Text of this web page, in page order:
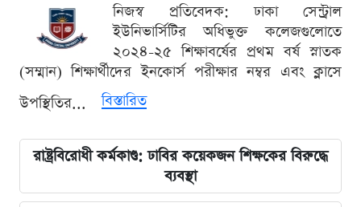
নিজস্ব প্রতিবেদক: ঢাকা সেন্ট্রাল
ইউনিভার্সিটির অধিভুক্ত কলেজগুলোতে
২০২৪-২৫ শিক্ষাবর্ষের প্রথম বর্ষ স্নাতক
(সম্মান) শিক্ষার্থীদের ইনকোর্স পরীক্ষার নম্বর এবং ক্লাসে
উপস্থিতির...
বিস্তারিত
রাষ্ট্রবিরোধী কর্মকাণ্ড: ঢাবির কয়েকজন শিক্ষকের বিরুদ্ধে
ব্যবস্থা